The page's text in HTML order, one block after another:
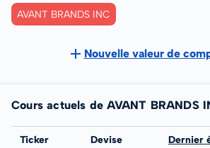
AVANT BRANDS INC
Nouvelle valeur de
Cours actuels de AVANT BRANDS
Bourse
Ticker Devise Dernier